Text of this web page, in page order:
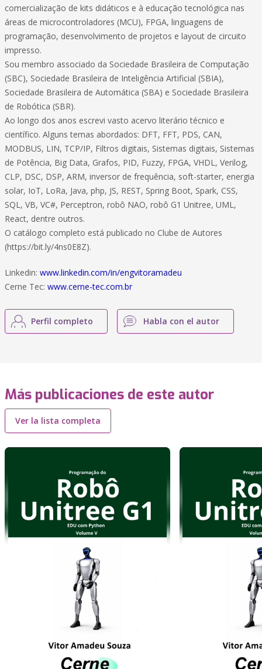
comercialização de kits didáticos e à educação tecnológica nas
áreas de microcontroladores (MCU), FPGA, linguagens de
programação, desenvolvimento de projetos e layout de circuito
impresso.
Sou membro associado da Sociedade Brasileira de Computação
(SBC), Sociedade Brasileira de Inteligência Artificial (SBIA),
Sociedade Brasileira de Automática (SBA) e Sociedade Brasileira
de Robótica (SBR).
Ao longo dos anos escrevi vasto acervo literário técnico e
científico. Alguns temas abordados: DFT, FFT, PDS, CAN,
MODBUS, LIN, TCP/IP, Filtros digitais, Sistemas digitais, Sistemas
de Potência, Big Data, Grafos, PID, Fuzzy, FPGA, VHDL, Verilog,
CLP, DSC, DSP, ARM, inversor de frequência, soft-starter, energia
solar, IoT, LoRa, Java, php, JS, REST, Spring Boot, Spark, CSS,
SQL, VB, VC#, Perceptron, robô NAO, robô G1 Unitree, UML,
React, dentre outros.
O catálogo completo está publicado no Clube de Autores
(https://bit.ly/4ns0E8Z).
Linkedin: www.linkedin.com/in/engvitoramadeu
Cerne Tec: www.cerne-tec.com.br
Perfil completo Habla con el autor
Más publicaciones de este autor
Ver la lista completa